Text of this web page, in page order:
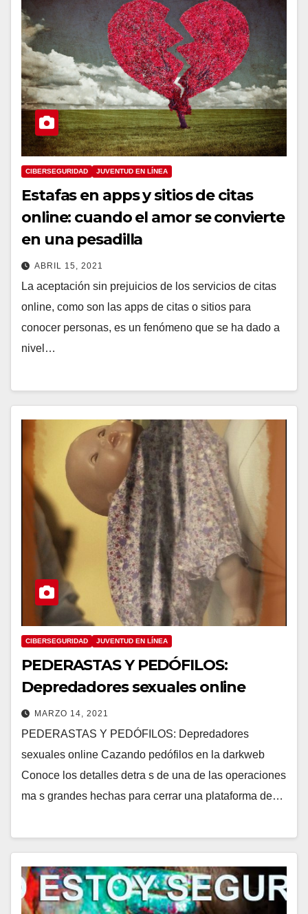
CIBERSEGURIDAD JUVENTUD EN LÍNEA
Estafas en apps y sitios de citas
online: cuando el amor se convierte
en una pesadilla
ABRIL 15, 2021
La aceptación sin prejuicios de los servicios de citas
online, como son las apps de citas o sitios para
conocer personas, es un fenómeno que se ha dado a
nivel…
CIBERSEGURIDAD JUVENTUD EN LÍNEA
PEDERASTAS Y PEDÓFILOS:
Depredadores sexuales online
MARZO 14, 2021
PEDERASTAS Y PEDÓFILOS: Depredadores
sexuales online Cazando pedófilos en la darkweb
Conoce los detalles detra s de una de las operaciones
ma s grandes hechas para cerrar una plataforma de…